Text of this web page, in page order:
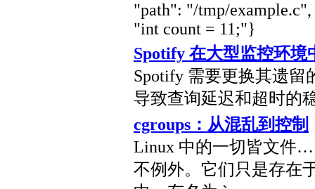
"path": "/tmp/
"int count = 11;"}
Spotify 在大型监控环境
Spotify 需要更换其遗留
导致查询延迟和超时的
cgroups：从混乱到控制
Linux 中的一切皆文件
不例外。它们只是存在